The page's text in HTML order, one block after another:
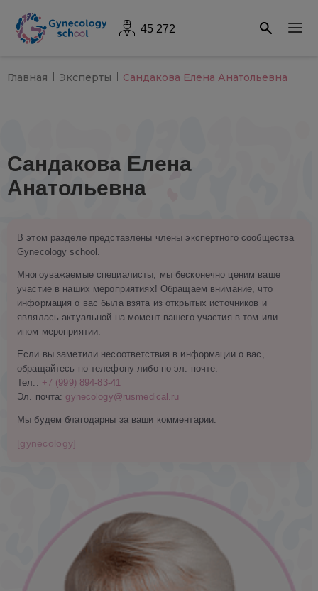
45 272
Главная Эксперты Сандакова Елена Анатольевна
Сандакова Елена
Анатольевна
В этом разделе представлены члены экспертного сообщества
Gynecology school.
Многоуважаемые специалисты, мы бесконечно ценим ваше
участие в наших мероприятиях! Обращаем внимание, что
информация о вас была взята из открытых источников и
являлась актуальной на момент вашего участия в том или
ином мероприятии.
Если вы заметили несоответствия в информации о вас,
обращайтесь по телефону либо по эл. почте:
Тел.: +7 (999) 894-83-41
Эл. почта: gynecology@rusmedical.ru
Мы будем благодарны за ваши комментарии.
[gynecology]